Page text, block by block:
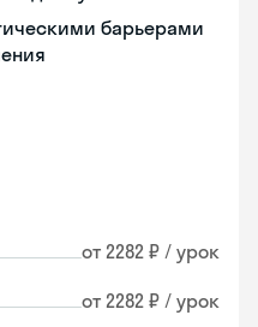
барьерами
от 2282 ₽ / урок
от 2282 ₽ / урок